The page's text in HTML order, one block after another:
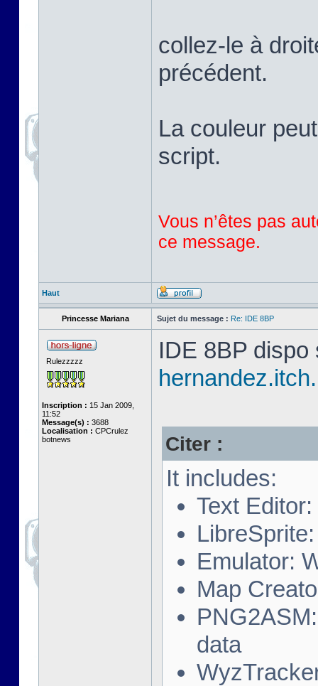
collez-le à
précédent.
La couleur
script.
Vous n’êtes pas
ce message.
Haut
Princesse Mariana Sujet du message : Re: IDE 8BP
Rulezzzzz
Inscription : 15 Jan 2009,
11:52
Message(s) : 3688
Localisation : CPCrulez
botnews
IDE 8BP
Citer :
It includes:
Text
Emulator:
Map
data